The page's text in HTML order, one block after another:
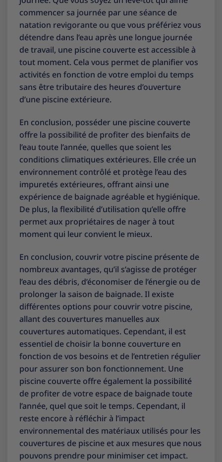
commencer sa journée par une séance de
natation revigorante ou que vous préfériez vous
détendre dans l’eau après une longue journée
de travail, une piscine couverte est accessible à
tout moment. Cela vous permet de planifier vos
activités en fonction de votre emploi du temps
sans être tributaire des heures d’ouverture
d’une piscine extérieure.
En conclusion, posséder une piscine couverte
offre la possibilité de profiter des bienfaits de
l’eau toute l’année, quelles que soient les
conditions climatiques extérieures. Elle crée un
environnement contrôlé et protège l’eau des
impuretés extérieures, offrant ainsi une
expérience de baignade agréable et hygiénique.
De plus, la flexibilité d’utilisation qu’elle offre
permet aux propriétaires de nager à tout
moment qui leur convient le mieux.
En conclusion, couvrir votre piscine présente de
nombreux avantages, qu’il s’agisse de protéger
l’eau des débris, d’économiser de l’énergie ou de
prolonger la saison de baignade. Il existe
différentes options pour couvrir votre piscine,
allant des couvertures manuelles aux
couvertures automatiques. Cependant, il est
essentiel de choisir la bonne couverture en
fonction de vos besoins et de l’entretien régulier
pour assurer son bon fonctionnement. Une
piscine couverte offre également la possibilité
de profiter de votre espace de baignade toute
l’année, quel que soit le temps. Cependant, il
reste encore à réfléchir à l’impact
environnemental des matériaux utilisés pour les
couvertures de piscine et aux mesures que nous
pouvons prendre pour minimiser cet impact.